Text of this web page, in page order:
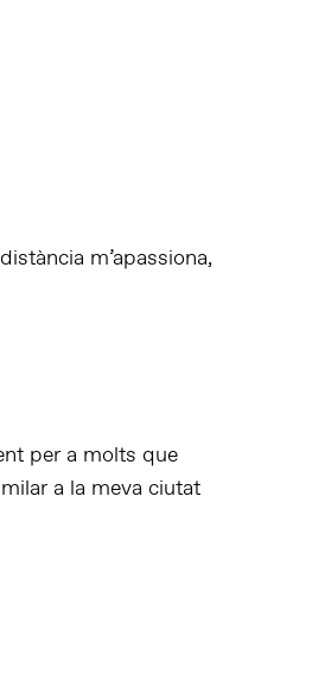
m’apassiona,
per a molts que
a la meva ciutat